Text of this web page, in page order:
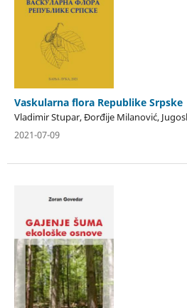
Vaskularna flora Republike Srpske
Vladimir Stupar, Đorđije Milanović,
2021-07-09